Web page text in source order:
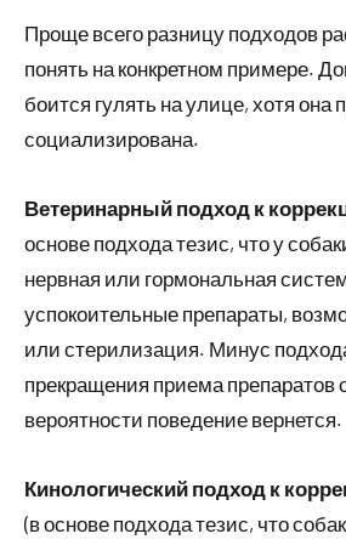
Проще всего разницу подходов
понять на конкретном примере.
боится гулять на улице, хотя она
социализирована.
Ветеринарный подход к
основе подхода тезис, что у
нервная или гормональная
успокоительные препараты,
или стерилизация. Минус
прекращения приема препаратов
вероятности поведение вернется.
Кинологический подход к
(в основе подхода тезис, что